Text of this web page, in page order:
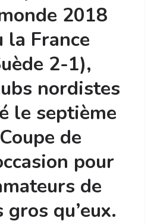
2018
la France
2-1),
nordistes
le septième
de
pour
de
qu’eux.